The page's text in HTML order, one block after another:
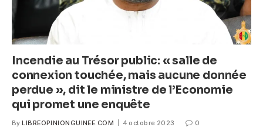
Incendie au Trésor public: « salle de
connexion touchée, mais aucune donnée
perdue », dit le ministre de l’Economie
qui promet une enquête
By LIBREOPINIONGUINEE.COM 4 octobre 2023 0